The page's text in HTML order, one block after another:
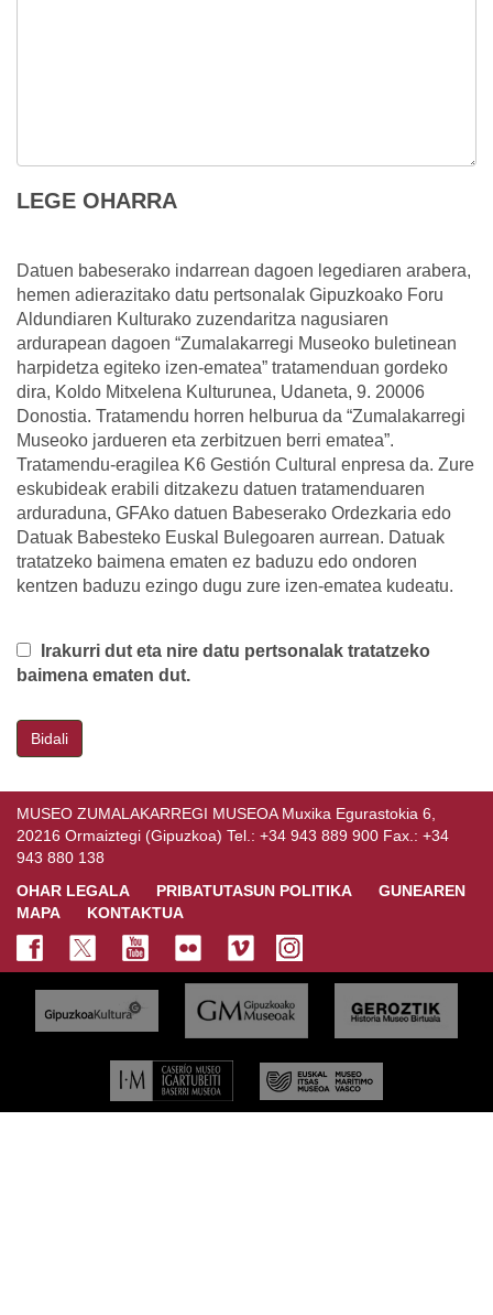
LEGE OHARRA
Datuen babeserako indarrean dagoen legediaren arabera,
hemen adierazitako datu pertsonalak Gipuzkoako Foru
Aldundiaren Kulturako zuzendaritza nagusiaren
ardurapean dagoen “Zumalakarregi Museoko buletinean
harpidetza egiteko izen-ematea” tratamenduan gordeko
dira, Koldo Mitxelena Kulturunea, Udaneta, 9. 20006
Donostia. Tratamendu horren helburua da “Zumalakarregi
Museoko jardueren eta zerbitzuen berri ematea”.
Tratamendu-eragilea K6 Gestión Cultural enpresa da. Zure
eskubideak erabili ditzakezu datuen tratamenduaren
arduraduna, GFAko datuen Babeserako Ordezkaria edo
Datuak Babesteko Euskal Bulegoaren aurrean. Datuak
tratatzeko baimena ematen ez baduzu edo ondoren
kentzen baduzu ezingo dugu zure izen-ematea kudeatu.
Irakurri dut eta nire datu pertsonalak tratatzeko
baimena ematen dut.
Bidali
MUSEO ZUMALAKARREGI MUSEOA Muxika Egurastokia 6,
20216 Ormaiztegi (Gipuzkoa) Tel.: +34 943 889 900 Fax.: +34
943 880 138
OHAR LEGALA
PRIBATUTASUN POLITIKA
GUNEAREN
MAPA
KONTAKTUA